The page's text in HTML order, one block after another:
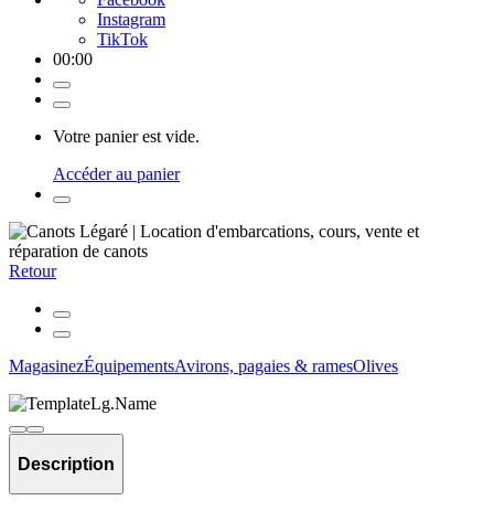
Instagram
TikTok
00:00
Votre panier est vide.
Accéder au panier
Retour
MagasinezÉquipementsAvirons, pagaies & ramesOlives
Description